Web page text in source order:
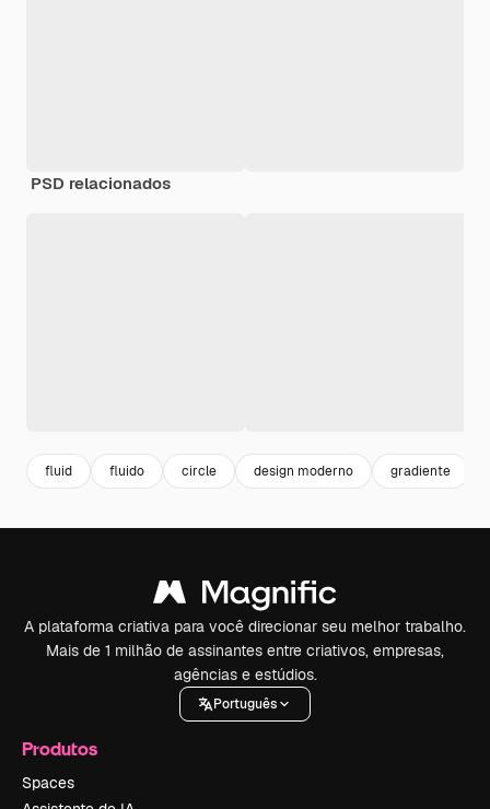
PSD relacionados
fluid fluido circle design moderno gradiente
A plataforma criativa para você direcionar seu melhor trabalho.
Mais de 1 milhão de assinantes entre criativos, empresas,
agências e estúdios.
Português
Produtos
Spaces